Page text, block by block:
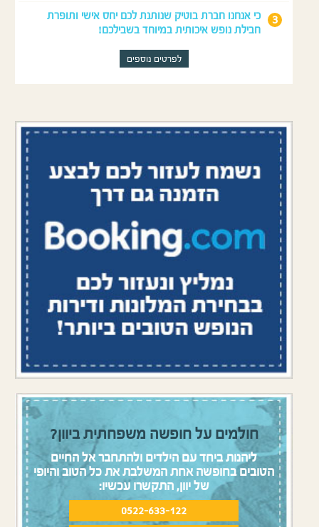
כי אנחנו חברת בוטיק שנותנת לכם יחס אישי ותופרת
חבילת נופש איכותית במיוחד בשבילכם!
לפרטים נוספים
חולמים על חופשה משפחתית ביוון?
ליהנות ביחד עם הילדים ולהתחבר אל החיים
הטובים בחופשה אחת המשלבת את כל הטוב והיופי
של יוון, התקשרו עכשיו:
0522-633-122